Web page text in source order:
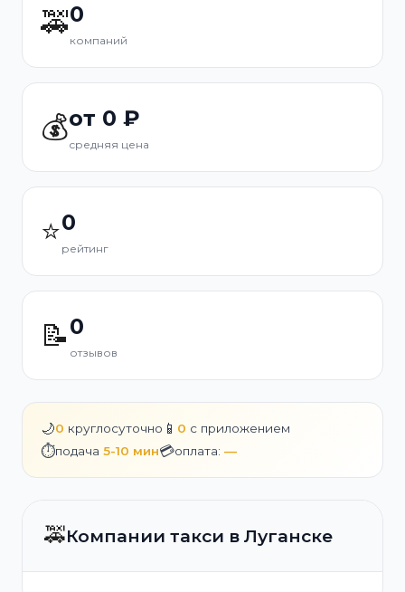
🚕0
компаний
💰от 0 ₽
средняя цена
⭐0
рейтинг
📝0
отзывов
🌙0 круглосуточно 📱 0 с приложением
⏱️подача 5-10 мин💳оплата: —
🚕Компании такси в Луганске